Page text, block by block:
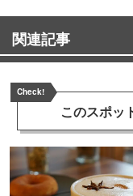
関連記事
Check!
このスポッ